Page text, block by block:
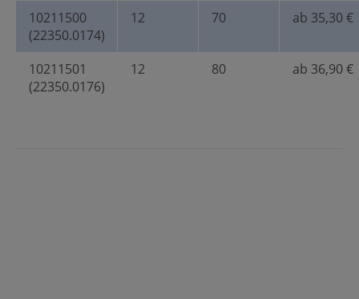
10211500
(22350.0174)
12 70 ab 35,30 €
10211501
(22350.0176)
12 80 ab 36,90 €